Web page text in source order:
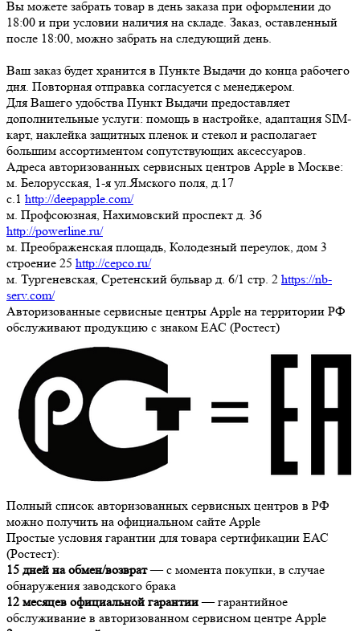
Вы можете забрать товар в день заказа при оформлении до
18:00 и при условии наличия на складе. Заказ, оставленный
после 18:00, можно забрать на следующий день.
Ваш заказ будет хранится в Пункте Выдачи до конца рабочего
дня. Повторная отправка согласуется с менеджером.
Для Вашего удобства Пункт Выдачи предоставляет
дополнительные услуги: помощь в настройке, адаптация SIM-
карт, наклейка защитных пленок и стекол и располагает
большим ассортиментом сопутствующих аксессуаров.
Адреса авторизованных сервисных центров Apple в Москве:
м. Белорусская, 1-я ул.Ямского поля, д.17
c.1 http://deepapple.com/
м. Профсоюзная, Нахимовский проспект д. 36
http://powerline.ru/
м. Преображенская площадь, Колодезный переулок, дом 3
строение 25 http://cepco.ru/
м. Тургеневская, Сретенский бульвар д. 6/1 стр. 2 https://nb-
serv.com/
Авторизованные сервисные центры Apple на территории РФ
обслуживают продукцию с знаком ЕАС (Ростест)
Полный список авторизованных сервисных центров в РФ
можно получить на официальном сайте Apple
Простые условия гарантии для товара сертификации ЕАС
(Ростест):
15 дней на обмен/возврат— с момента покупки, в случае
обнаружения заводского брака
12 месяцев официальной гарантии— гарантийное
обслуживание в авторизованном сервисном центре Apple